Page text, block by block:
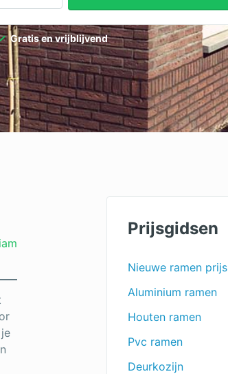
Gratis en vrijblijvend
Prijsgidsen
Nieuwe ramen prijs
Aluminium ramen
Houten ramen
Pvc ramen
Deurkozijn